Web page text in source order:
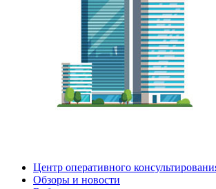
Центр оперативного
Обзоры и новости